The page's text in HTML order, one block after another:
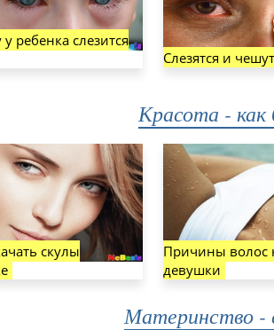
ребенка слезится
Слезятся и
Красота - как
скулы
Причины волос
девушки
Материнство -